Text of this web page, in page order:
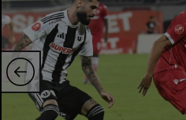
Cupa României
Echipa
U21
Fotbal feminin